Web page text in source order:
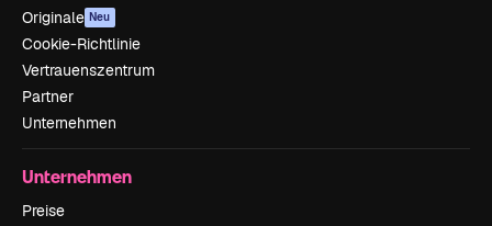
Originale Neu
Cookie-Richtlinie
Vertrauenszentrum
Partner
Unternehmen
Unternehmen
Preise